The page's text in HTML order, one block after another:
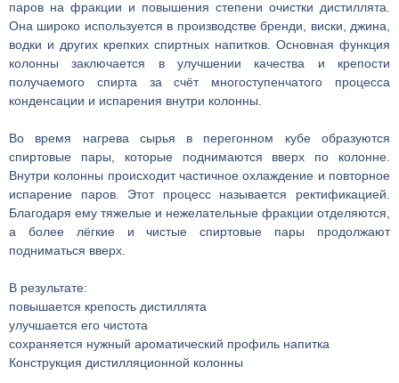
паров на фракции и повышения степени очистки дистиллята.
Она широко используется в производстве бренди, виски, джина,
водки и других крепких спиртных напитков. Основная функция
колонны заключается в улучшении качества и крепости
получаемого спирта за счёт многоступенчатого процесса
конденсации и испарения внутри колонны.
Во время нагрева сырья в перегонном кубе образуются
спиртовые пары, которые поднимаются вверх по колонне.
Внутри колонны происходит частичное охлаждение и повторное
испарение паров. Этот процесс называется ректификацией.
Благодаря ему тяжелые и нежелательные фракции отделяются,
а более лёгкие и чистые спиртовые пары продолжают
подниматься вверх.
В результате:
повышается крепость дистиллята
улучшается его чистота
сохраняется нужный ароматический профиль напитка
Конструкция дистилляционной колонны